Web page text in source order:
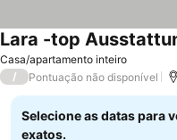
Casa/apartamento inteiro
/ Pontuação não disponível
Selecione as datas para
exatos.